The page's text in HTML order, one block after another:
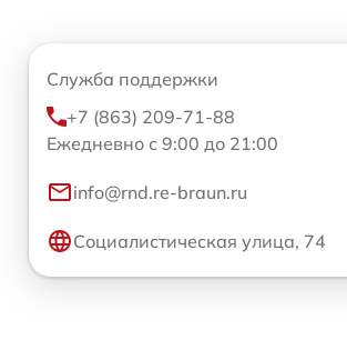
Служба поддержки
+7 (863) 209-71-88
Ежедневно с 9:00 до 21:00
info@rnd.re-braun.ru
Социалистическая улица, 74